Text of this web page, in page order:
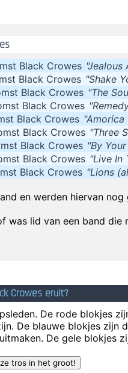
... Just as Jesus created
me when I was getting into
and know exactly where I
The Music Was
That Come From? Some
Black Crowes "Jealous
Black Crowes "Shake
Black Crowes "The
Black Crowes
Black Crowes "Amorica
Black Crowes "Three
Black Crowes "By
Black Crowes "Live In
Black Crowes "Lions
en werden hiervan nog
was lid van een band die
Crowes eruit?
De rode blokjes
De blauwe blokjes zijn
De gele blokjes